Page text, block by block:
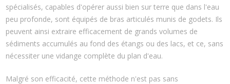
spécialisés, capables d'opérer aussi bien sur terre que dans l'eau
peu profonde, sont équipés de bras articulés munis de godets. Ils
peuvent ainsi extraire efficacement de grands volumes de
sédiments accumulés au fond des étangs ou des lacs, et ce, sans
nécessiter une vidange complète du plan d'eau.
Malgré son efficacité, cette méthode n'est pas sans